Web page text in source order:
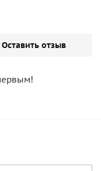
Оставить отзыв